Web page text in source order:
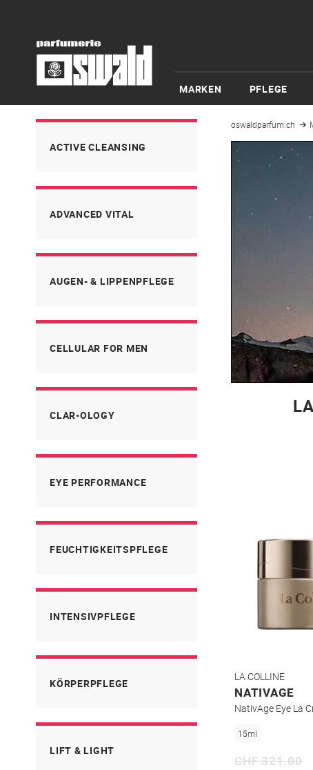
MARKEN PFLEGE
oswaldparfum.ch
LA COLLINE
NATIVAGE
NativAge Eye La
15ml
CHF 321.00
ACTIVE CLEANSING
ADVANCED VITAL
AUGEN- & LIPPENPFLEGE
CELLULAR FOR MEN
CLAR•OLOGY
EYE PERFORMANCE
FEUCHTIGKEITSPFLEGE
INTENSIVPFLEGE
KÖRPERPFLEGE
LIFT & LIGHT